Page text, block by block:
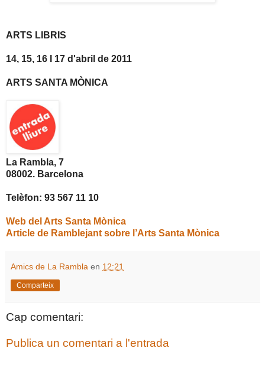
ARTS LIBRIS
14, 15, 16 I 17 d'abril de 2011
ARTS SANTA MÒNICA
La Rambla, 7
08002. Barcelona
Telèfon: 93 567 11 10
Web del Arts Santa Mònica
Article de Ramblejant sobre l’Arts Santa Mònica
Amics de La Rambla en 12:21
Comparteix
Cap comentari:
Publica un comentari a l'entrada